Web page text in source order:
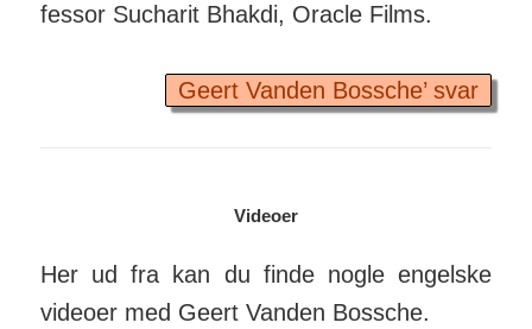
fessor Sucharit Bhakdi, Oracle Films.
Geert Vanden Bossche’ svar
Videoer
Her ud fra kan du finde nogle engelske
videoer med Geert Vanden Bossche.